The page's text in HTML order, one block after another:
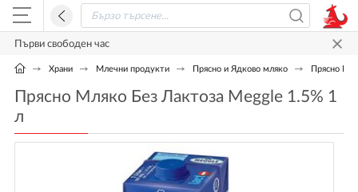
Първи свободен час
Храни Млечни продукти Прясно и Ядково мляко Прясно
Прясно Мляко Без Лактоза Meggle 1.5% 1
л